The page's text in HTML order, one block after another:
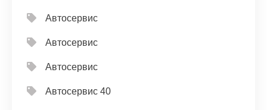
Автосервис
Автосервис
Автосервис
Автосервис 40